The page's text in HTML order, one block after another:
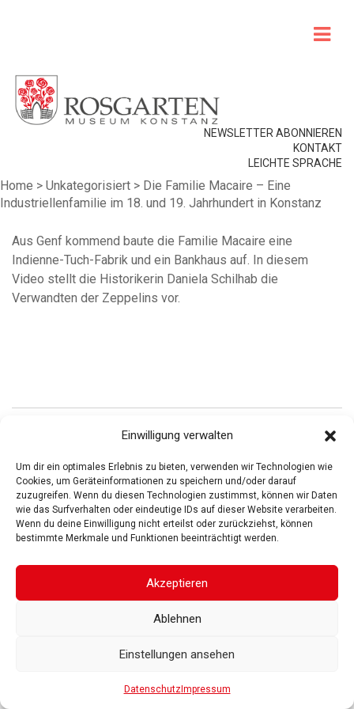
Einwilligung verwalten
Um dir ein optimales Erlebnis zu bieten, verwenden wir Technologien wie
Cookies, um Geräteinformationen zu speichern und/oder darauf
zuzugreifen. Wenn du diesen Technologien zustimmst, können wir Daten
wie das Surfverhalten oder eindeutige IDs auf dieser Website verarbeiten.
Wenn du deine Einwilligung nicht erteilst oder zurückziehst, können
bestimmte Merkmale und Funktionen beeinträchtigt werden.
Akzeptieren
Ablehnen
Einstellungen ansehen
DatenschutzImpressum
NEWSLETTER ABONNIEREN
KONTAKT
LEICHTE SPRACHE
Home > Unkategorisiert > Die Familie Macaire – Eine
Industriellenfamilie im 18. und 19. Jahrhundert in Konstanz
Aus Genf kommend baute die Familie Macaire eine
Indienne-Tuch-Fabrik und ein Bankhaus auf. In diesem
Video stellt die Historikerin Daniela Schilhab die
Verwandten der Zeppelins vor.
ROSGARTENMUSEUM KONSTANZ
ROSGARTENSTRASSE
78462 KONSTANZ
IMPRESSUM DATENSCHUTZ BARRIEREFREIHEIT
© 2025
Gesellschaft der Freunde des Rosgartenmuseums. Alle Rechte vorbehalten